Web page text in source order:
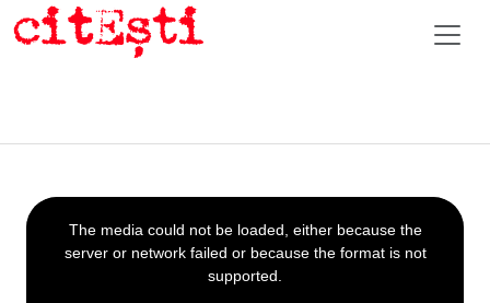
This
is
a
The media could not be loaded, either because the
server or network failed or because the format is not
supported.